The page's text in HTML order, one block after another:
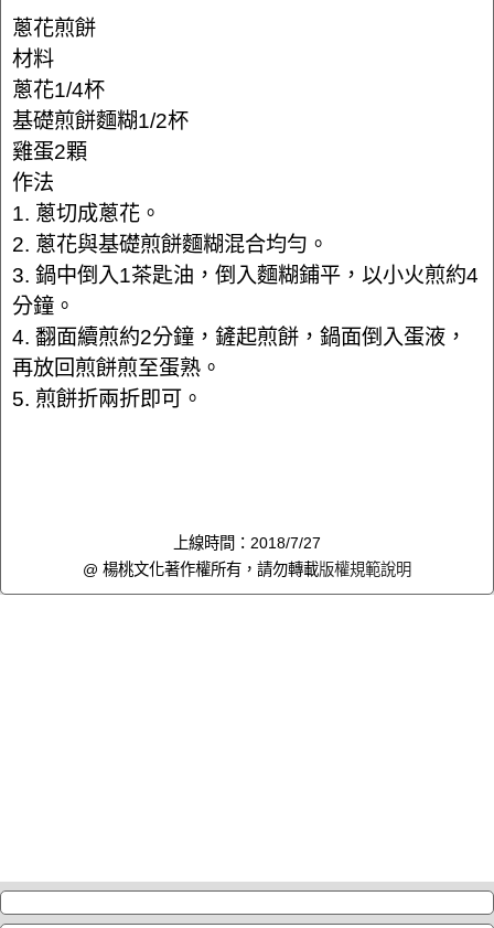
蔥花煎餅
材料
蔥花1/4杯
基礎煎餅麵糊1/2杯
雞蛋2顆
作法
1. 蔥切成蔥花。
2. 蔥花與基礎煎餅麵糊混合均勻。
3. 鍋中倒入1茶匙油，倒入麵糊鋪平，以小火煎約4
分鐘。
4. 翻面續煎約2分鐘，鏟起煎餅，鍋面倒入蛋液，
再放回煎餅煎至蛋熟。
5. 煎餅折兩折即可。
上線時間：2018/7/27
@ 楊桃文化著作權所有，請勿轉載版權規範說明